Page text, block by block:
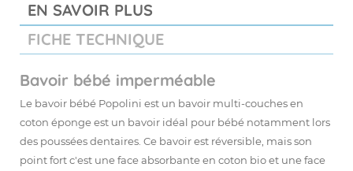
EN SAVOIR PLUS
FICHE TECHNIQUE
Bavoir bébé imperméable
Le bavoir bébé Popolini est un bavoir multi-couches en
coton éponge est un bavoir idéal pour bébé notamment lors
des poussées dentaires. Ce bavoir est réversible, mais son
point fort c'est une face absorbante en coton bio et une face